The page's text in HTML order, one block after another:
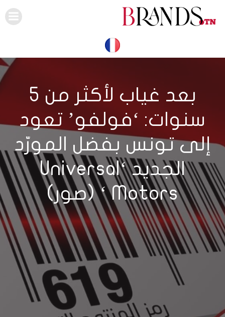
بعد غياب لأكثر من 5
سنوات: ‘فولفو’ تعود
إلى تونس بفضل المورّد
الجديد ‘Universal
Motors ‘ (صور)